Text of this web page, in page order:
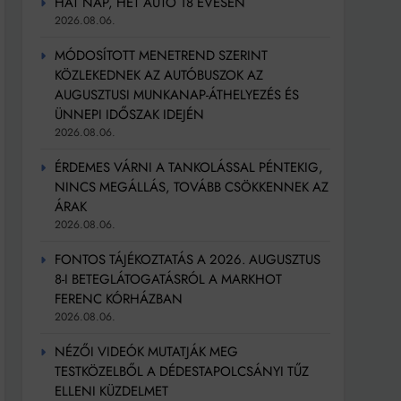
2026.08.06.
MÓDOSÍTOTT MENETREND SZERINT
KÖZLEKEDNEK AZ AUTÓBUSZOK AZ
AUGUSZTUSI MUNKANAP-ÁTHELYEZÉS ÉS
ÜNNEPI IDŐSZAK IDEJÉN
2026.08.06.
ÉRDEMES VÁRNI A TANKOLÁSSAL PÉNTEKIG,
NINCS MEGÁLLÁS, TOVÁBB CSÖKKENNEK AZ
ÁRAK
2026.08.06.
FONTOS TÁJÉKOZTATÁS A 2026. AUGUSZTUS
8-I BETEGLÁTOGATÁSRÓL A MARKHOT
FERENC KÓRHÁZBAN
2026.08.06.
NÉZŐI VIDEÓK MUTATJÁK MEG
TESTKÖZELBŐL A DÉDESTAPOLCSÁNYI TŰZ
ELLENI KÜZDELMET